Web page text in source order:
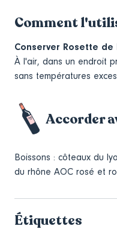
Comment
Conserver Rosette de
À l'air, dans un endroit
sans températures
Accorder
Boissons : côteaux du
du rhône AOC rosé et
Étiquettes